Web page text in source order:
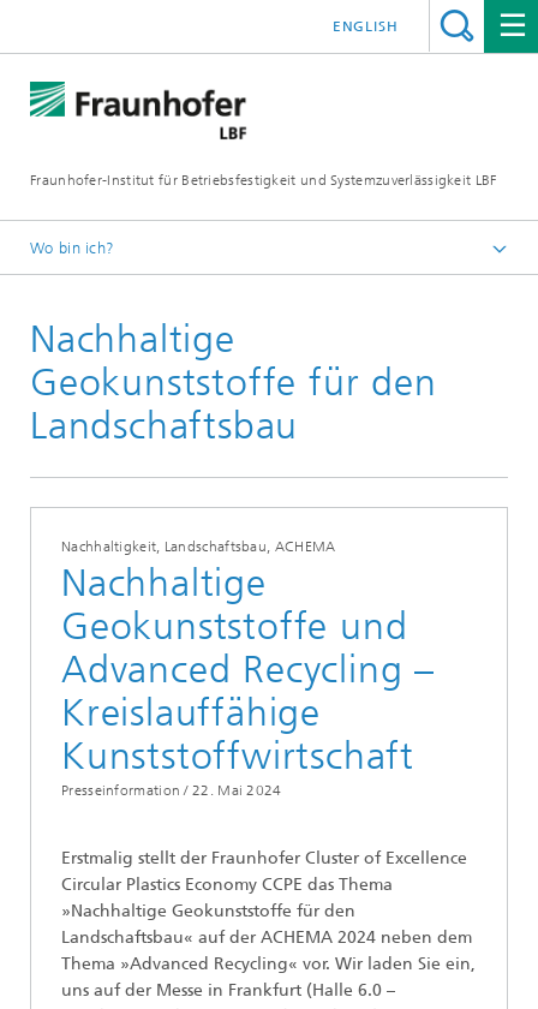
Fraunhofer-Institut für Betriebsfestigkeit und Systemzuverlässigkeit LBF
ENGLISH
Wo bin ich?
Publikationen
Presseinformationen
Nachhaltige
Geokunststoffe für den
Landschaftsbau
Nachhaltigkeit, Landschaftsbau, ACHEMA
Nachhaltige
Geokunststoffe und
Advanced Recycling –
Kreislauffähige
Kunststoffwirtschaft
Presseinformation / 22. Mai 2024
Erstmalig stellt der Fraunhofer Cluster of Excellence
Circular Plastics Economy CCPE das Thema
»Nachhaltige Geokunststoffe für den
Landschaftsbau« auf der ACHEMA 2024 neben dem
Thema »Advanced Recycling« vor. Wir laden Sie ein,
uns auf der Messe in Frankfurt (Halle 6.0 –